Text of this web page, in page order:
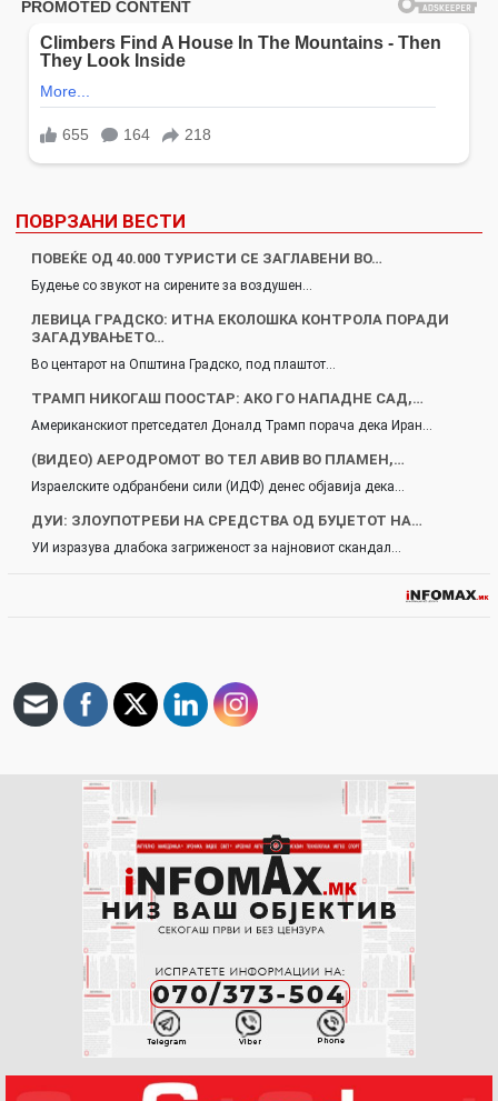
ПОВРЗАНИ ВЕСТИ
ПОВЕЌЕ ОД 40.000 ТУРИСТИ СЕ ЗАГЛАВЕНИ ВО…
Будење со звукот на сирените за воздушен…
ЛЕВИЦА ГРАДСКО: ИТНА ЕКОЛОШКА КОНТРОЛА ПОРАДИ
ЗАГАДУВАЊЕТО…
Во центарот на Општина Градско, под плаштот…
ТРАМП НИКОГАШ ПООСТАР: АКО ГО НАПАДНЕ САД,…
Американскиот претседател Доналд Трамп порача дека Иран…
(ВИДЕО) АЕРОДРОМОТ ВО ТЕЛ АВИВ ВО ПЛАМЕН,…
Израелските одбранбени сили (ИДФ) денес објавија дека…
ДУИ: ЗЛОУПОТРЕБИ НА СРЕДСТВА ОД БУЏЕТОТ НА…
УИ изразува длабока загриженост за најновиот скандал…